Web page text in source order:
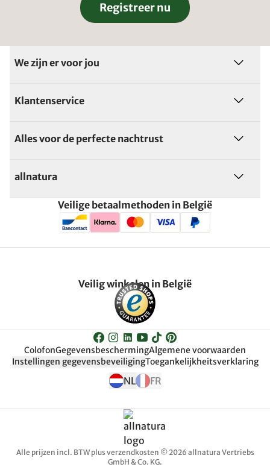
Registreer nu
We zijn er voor jou
Klantenservice
Alles voor de perfecte nachtrust
allnatura
Veilige betaalmethoden in België
Veilig winkelen in België
ColofonGegevensbeschermingAlgemene voorwaarden
Instellingen gegevensbeveiligingToegankelijkheitsverklaring
NL FR
Alle prijzen incl. BTW plus verzendkosten © 2026 allnatura Vertriebs
GmbH & Co. KG.